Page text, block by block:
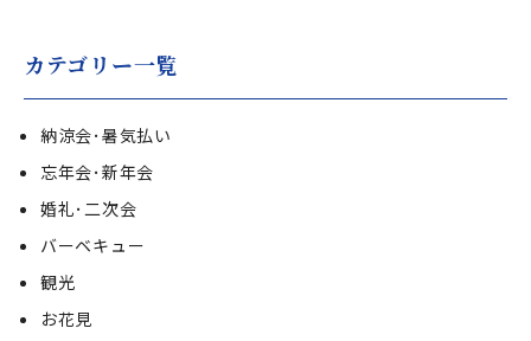
カテゴリー一覧
納涼会･暑気払い
忘年会･新年会
婚礼･二次会
バーベキュー
観光
お花見